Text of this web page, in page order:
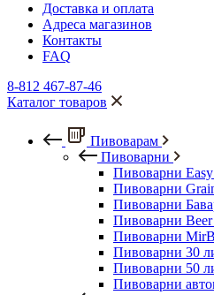
Доставка и оплата
Адреса магазинов
Контакты
FAQ
8-812 467-87-46
Каталог товаров
Пивоварам
Пивоварни
Пивоварни
Пивоварни
Пивоварни
Пивоварни
Пивоварни
Пивоварни 30
Пивоварни 50
Пивоварни